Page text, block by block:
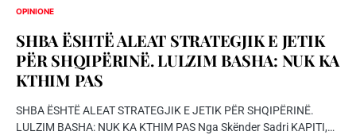
OPINIONE
SHBA ËSHTË ALEAT STRATEGJIK E JETIK
PËR SHQIPËRINË. LULZIM BASHA: NUK KA
KTHIM PAS
SHBA ËSHTË ALEAT STRATEGJIK E JETIK PËR SHQIPËRINË.
LULZIM BASHA: NUK KA KTHIM PAS Nga Skënder Sadri KAPITI,…